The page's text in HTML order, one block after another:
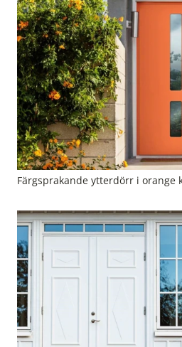
Färgsprakande ytterdörr i orange